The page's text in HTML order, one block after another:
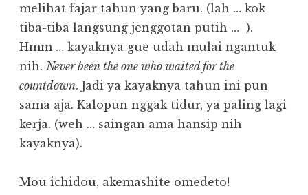
melihat fajar tahun yang baru. (lah … kok
tiba-tiba langsung jenggotan putih … ).
Hmm … kayaknya gue udah mulai ngantuk
nih. Never been the one who waited for the
countdown. Jadi ya kayaknya tahun ini pun
sama aja. Kalopun nggak tidur, ya paling lagi
kerja. (weh … saingan ama hansip nih
kayaknya).
Mou ichidou, akemashite omedeto!